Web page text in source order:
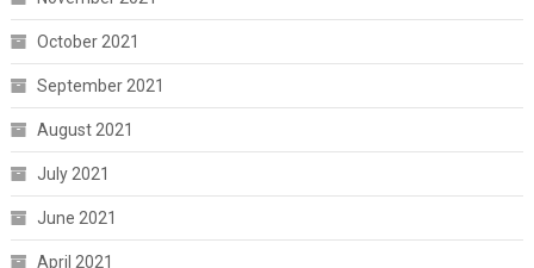
October 2021
September 2021
August 2021
July 2021
June 2021
April 2021